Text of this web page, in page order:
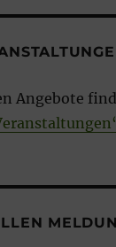
Angebote